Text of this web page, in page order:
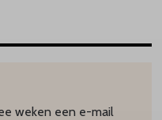
weken een e-mail